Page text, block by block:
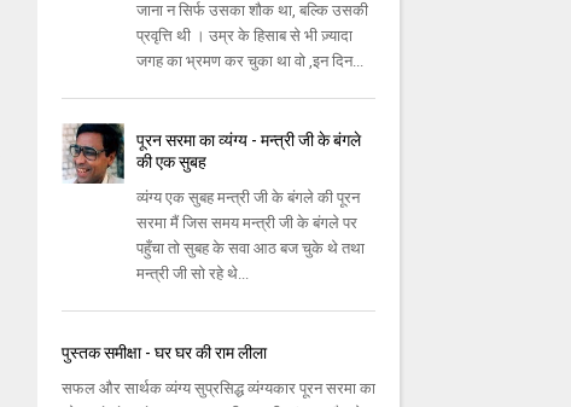
जाना न सिर्फ उसका शौक था, बल्कि उसकी
प्रवृत्ति थी । उम्र के हिसाब से भी ज़्यादा
जगह का भ्रमण कर चुका था वो ,इन दिन...
पूरन सरमा का व्यंग्य - मन्‍त्री जी के बंगले
की एक सुबह
व्‍यंग्‍य एक सुबह मन्‍त्री जी के बंगले की पूरन
सरमा मैं जिस समय मन्‍त्री जी के बंगले पर
पहुँचा तो सुबह के सवा आठ बज चुके थे तथा
मन्‍त्री जी सो रहे थे...
पुस्तक समीक्षा - घर घर की राम लीला
सफल और सार्थक व्‍यंग्‍य सुप्रसिद्ध व्‍यंग्‍यकार पूरन सरमा का